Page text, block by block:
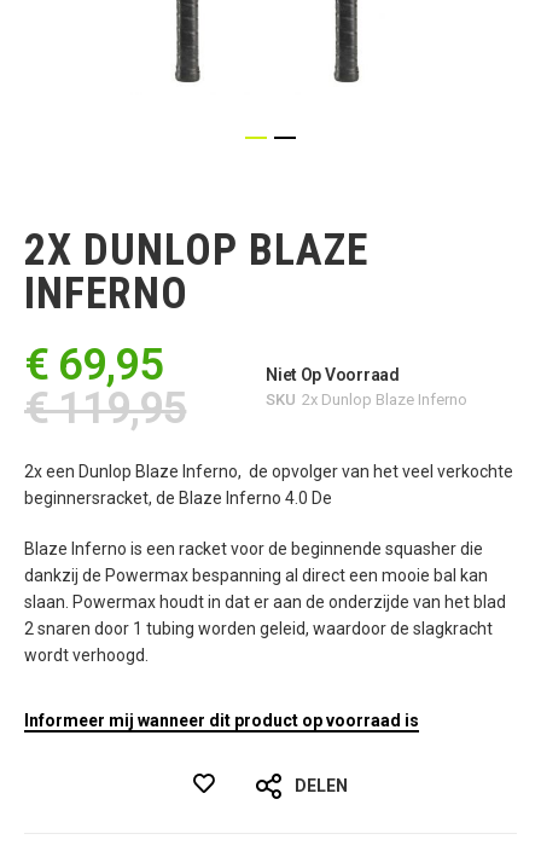
begin
van
afbeeldingen-
2X DUNLOP BLAZE
INFERNO
€ 69,95
€ 119,95
Niet Op Voorraad
SKU 2x Dunlop Blaze Inferno
2x een Dunlop Blaze Inferno, de opvolger van het veel verkochte
beginnersracket, de Blaze Inferno 4.0 De
Blaze Inferno is een racket voor de beginnende squasher die
dankzij de Powermax bespanning al direct een mooie bal kan
slaan. Powermax houdt in dat er aan de onderzijde van het blad
2 snaren door 1 tubing worden geleid, waardoor de slagkracht
wordt verhoogd.
Informeer mij wanneer dit product op voorraad is
DELEN